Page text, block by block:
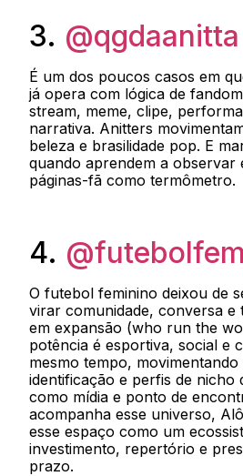
3. @qgdaanitta
É um dos poucos casos em
já opera com lógica de
stream, meme, clipe,
narrativa. Anitters
beleza e brasilidade pop. E
quando aprendem a observar
páginas-fã como termômetro.
4.
O futebol feminino deixou de
virar comunidade, conversa
em expansão (who run the
potência é esportiva, social e
mesmo tempo, movimentando
identificação e perfis de nicho
como mídia e ponto de
acompanha esse universo,
esse espaço como um
investimento, repertório e
prazo.